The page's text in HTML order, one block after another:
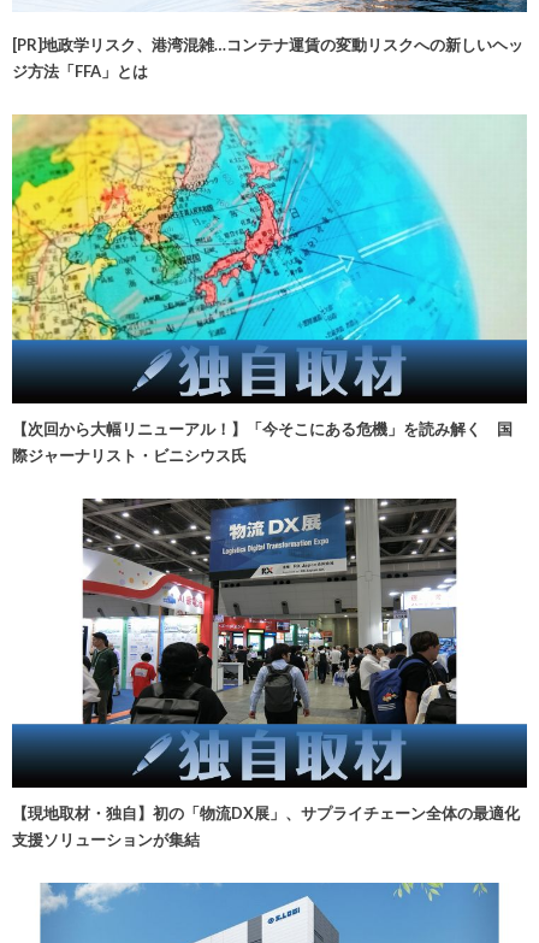
[PR]地政学リスク、港湾混雑…コンテナ運賃の変動リスクへの新しいヘッ
ジ方法「FFA」とは
【次回から大幅リニューアル！】「今そこにある危機」を読み解く 国
際ジャーナリスト・ビニシウス氏
【現地取材・独自】初の「物流DX展」、サプライチェーン全体の最適化
支援ソリューションが集結